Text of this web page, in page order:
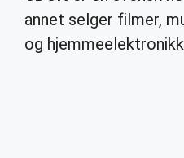
annet selger filmer,
og